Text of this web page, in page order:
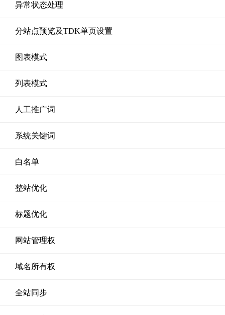
异常状态处理
分站点预览及TDK单页设置
图表模式
列表模式
人工推广词
系统关键词
白名单
整站优化
标题优化
网站管理权
域名所有权
全站同步